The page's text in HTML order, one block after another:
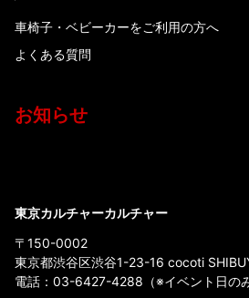
車椅子・ベビーカーをご利用の方へ
よくある質問
お知らせ
東京カルチャーカルチャー
〒150-0002
東京都渋谷区渋谷1-23-16 cocoti
電話： 03-6427-4288 （※イベント日の